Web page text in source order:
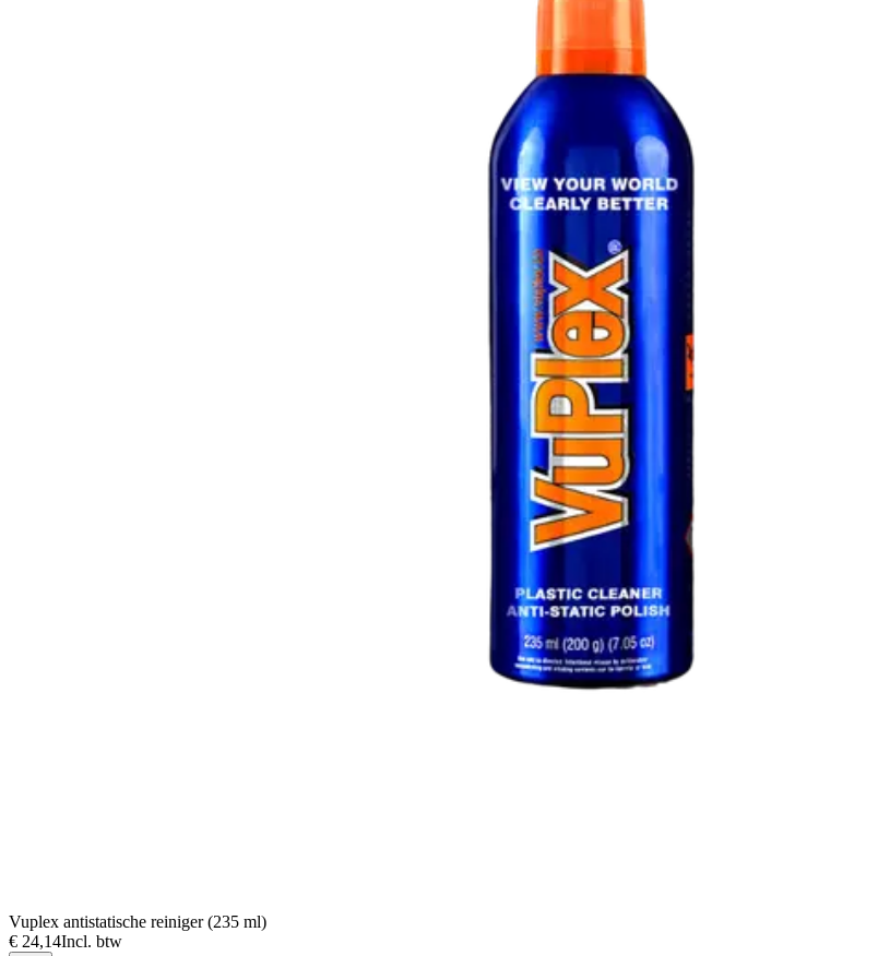
Vuplex antistatische reiniger (235 ml)
€ 24,14Incl. btw